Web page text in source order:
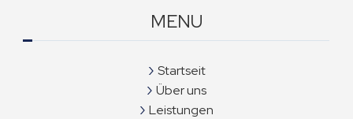
MENU
Startseit
Über uns
Leistungen